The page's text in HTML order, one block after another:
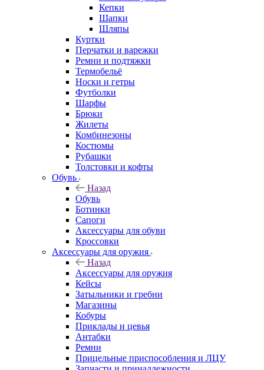
Кепки
Шапки
Шляпы
Куртки
Перчатки и варежки
Ремни и подтяжки
Термобельё
Носки и гетры
Футболки
Шарфы
Брюки
Жилеты
Комбинезоны
Костюмы
Рубашки
Толстовки и кофты
Обувь
Назад
Обувь
Ботинки
Сапоги
Аксессуары для обуви
Кроссовки
Аксессуары для оружия
Назад
Аксессуары для оружия
Кейсы
Затыльники и гребни
Магазины
Кобуры
Приклады и цевья
Антабки
Ремни
Прицельные приспособления и ЛЦУ